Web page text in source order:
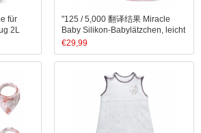
für
2L
"125 / 5,000 翻译结果 Miracle
Baby Silikon-Babylätzchen, leicht
abwischbar – weiches,
bequemes, wasserdichtes
Lätzchen, lebensmittelechtes
Silikon (Junge)
€29,99